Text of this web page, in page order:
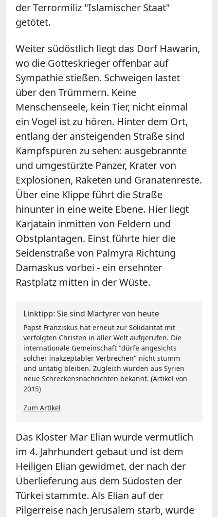
der Terrormiliz "Islamischer Staat"
getötet.
Weiter südöstlich liegt das Dorf Hawarin,
wo die Gotteskrieger offenbar auf
Sympathie stießen. Schweigen lastet
über den Trümmern. Keine
Menschenseele, kein Tier, nicht einmal
ein Vogel ist zu hören. Hinter dem Ort,
entlang der ansteigenden Straße sind
Kampfspuren zu sehen: ausgebrannte
und umgestürzte Panzer, Krater von
Explosionen, Raketen und Granatenreste.
Über eine Klippe führt die Straße
hinunter in eine weite Ebene. Hier liegt
Karjatain inmitten von Feldern und
Obstplantagen. Einst führte hier die
Seidenstraße von Palmyra Richtung
Damaskus vorbei - ein ersehnter
Rastplatz mitten in der Wüste.
Linktipp: Sie sind Märtyrer von heute
Papst Franziskus hat erneut zur Solidarität mit
verfolgten Christen in aller Welt aufgerufen. Die
internationale Gemeinschaft "dürfe angesichts
solcher inakzeptabler Verbrechen" nicht stumm
und untätig bleiben. Zugleich wurden aus Syrien
neue Schreckensnachrichten bekannt. (Artikel von
2015)
Zum Artikel
Das Kloster Mar Elian wurde vermutlich
im 4. Jahrhundert gebaut und ist dem
Heiligen Elian gewidmet, der nach der
Überlieferung aus dem Südosten der
Türkei stammte. Als Elian auf der
Pilgerreise nach Jerusalem starb, wurde